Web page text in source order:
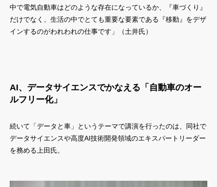
中で電気自動車はどのような存在になっているか、『車づくり』
だけでなく、生活の中でとても重要な要素である『移動』をデザ
インするのがわれわれの仕事です」（土井氏）
AI、データサイエンスでかなえる「自動車のオー
ルフリー化」
続いて「データと車」というテーマで講演を行ったのは、同社で
データサイエンスや高度AI技術開発領域のエキスパートリーダー
を務める上田氏。